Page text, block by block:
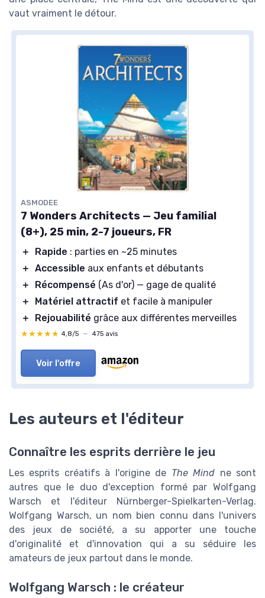
vaut vraiment le détour.
ASMODEE
7 Wonders Architects — Jeu familial
(8+), 25 min, 2-7 joueurs, FR
＋ Rapide : parties en ~25 minutes
＋ Accessible aux enfants et débutants
＋
Récompensé (As d'or) — gage de qualité
＋
Matériel attractif et facile à manipuler
＋
Rejouabilité grâce aux différentes merveilles
★★★★★
★★★★★ 4,8/5 — 475 avis
Voir l'offre
Les auteurs et l'éditeur
Connaître les esprits derrière le jeu
Les esprits créatifs à l'origine de The Mind ne sont
autres que le duo d'exception formé par Wolfgang
Warsch et l'éditeur Nürnberger-Spielkarten-Verlag.
Wolfgang Warsch, un nom bien connu dans l'univers
des jeux de société, a su apporter une touche
d'originalité et d'innovation qui a su séduire les
amateurs de jeux partout dans le monde.
Wolfgang Warsch : le créateur